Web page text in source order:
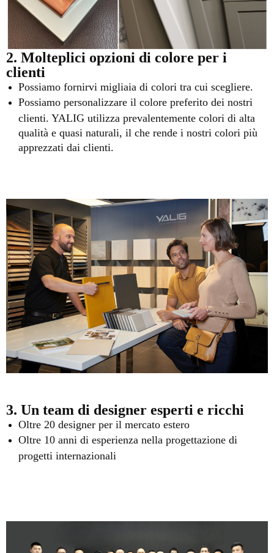
2. Molteplici opzioni di colore per i
clienti
Possiamo fornirvi migliaia di colori tra cui scegliere.
Possiamo personalizzare il colore preferito dei nostri
clienti. YALIG utilizza prevalentemente colori di alta
qualità e quasi naturali, il che rende i nostri colori più
apprezzati dai clienti.
3. Un team di designer esperti e ricchi
Oltre 20 designer per il mercato estero
Oltre 10 anni di esperienza nella progettazione di
progetti internazionali